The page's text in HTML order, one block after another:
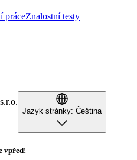
práceZnalostní testy
Jazyk stránky: Čeština
vpřed!